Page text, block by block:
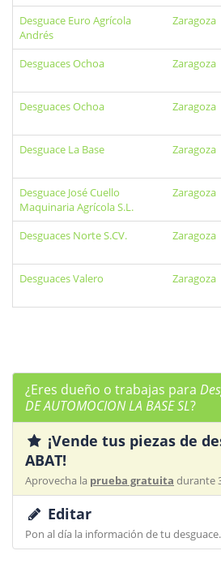
Desguace Euro Agrícola
Andrés
Zaragoza
Desguaces Ochoa
Zaragoza
Desguaces Ochoa
Zaragoza
Desguace La Base
Zaragoza
Desguace José Cuello
Maquinaria Agrícola S.L.
Zaragoza
Desguaces Norte S.CV.
Zaragoza
Desguaces Valero
Zaragoza
¿Eres dueño o trabajas para
DE AUTOMOCION LA BASE SL?
¡Vende tus piezas de
ABAT!
Aprovecha la prueba gratuita durante
Editar
Pon al día la información de tu desguace.